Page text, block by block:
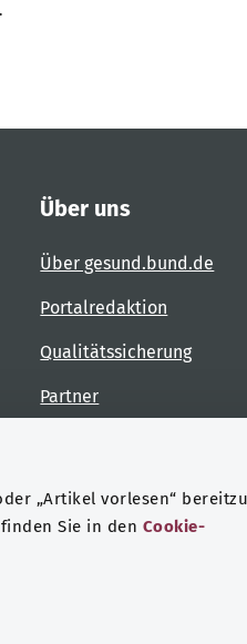
„Artikel vorlesen“
Sie in den Cookie-
Über uns
Über gesund.bund.de
Portalredaktion
Qualitätssicherung
Partner